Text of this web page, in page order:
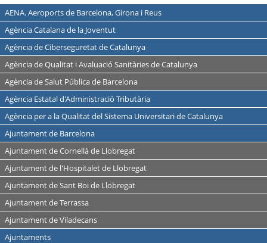
AENA. Aeroports de Barcelona, Girona i Reus
Agència Catalana de la Joventut
Agència de Ciberseguretat de Catalunya
Agència de Qualitat i Avaluació Sanitàries de Catalunya
Agència de Salut Pública de Barcelona
Agència Estatal d'Administració Tributària
Agència per a la Qualitat del Sistema Universitari de Catalunya
Ajuntament de Barcelona
Ajuntament de Cornellà de Llobregat
Ajuntament de l'Hospitalet de Llobregat
Ajuntament de Sant Boi de Llobregat
Ajuntament de Terrassa
Ajuntament de Viladecans
Ajuntaments